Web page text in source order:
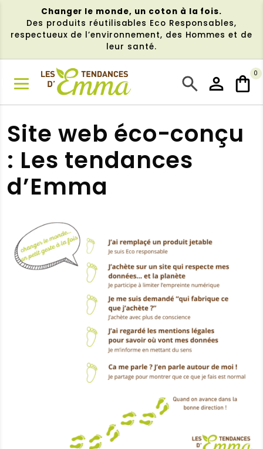
contenu
Changer le monde, un coton à la fois.
Des produits réutilisables Eco Responsables,
respectueux de l’environnement, des Hommes et de
leur santé.
0
Site web éco-conçu
: Les tendances
d’Emma